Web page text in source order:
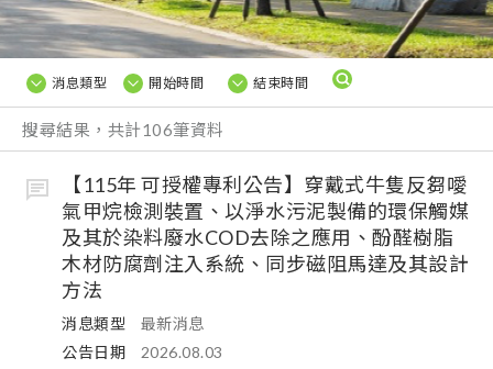
消息類型 開始時間 結束時間
搜尋結果，共計106筆資料
【115年 可授權專利公告】穿戴式牛隻反芻噯
氣甲烷檢測裝置、以淨水污泥製備的環保觸媒
及其於染料廢水COD去除之應用、酚醛樹脂
木材防腐劑注入系統、同步磁阻馬達及其設計
方法
消息類型
最新消息
公告日期
2026.08.03